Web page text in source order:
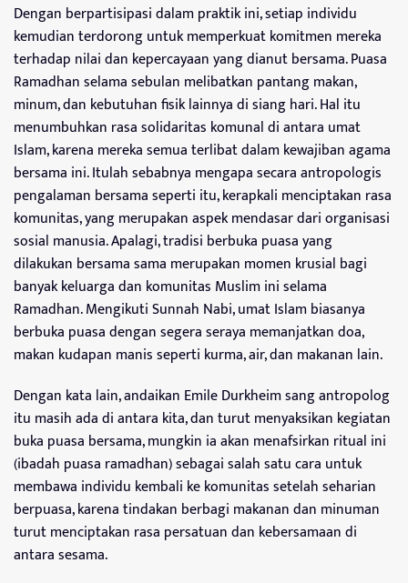
Dengan berpartisipasi dalam praktik ini, setiap individu
kemudian terdorong untuk memperkuat komitmen mereka
terhadap nilai dan kepercayaan yang dianut bersama. Puasa
Ramadhan selama sebulan melibatkan pantang makan,
minum, dan kebutuhan fisik lainnya di siang hari. Hal itu
menumbuhkan rasa solidaritas komunal di antara umat
Islam, karena mereka semua terlibat dalam kewajiban agama
bersama ini. Itulah sebabnya mengapa secara antropologis
pengalaman bersama seperti itu, kerapkali menciptakan rasa
komunitas, yang merupakan aspek mendasar dari organisasi
sosial manusia. Apalagi, tradisi berbuka puasa yang
dilakukan bersama sama merupakan momen krusial bagi
banyak keluarga dan komunitas Muslim ini selama
Ramadhan. Mengikuti Sunnah Nabi, umat Islam biasanya
berbuka puasa dengan segera seraya memanjatkan doa,
makan kudapan manis seperti kurma, air, dan makanan lain.
Dengan kata lain, andaikan Emile Durkheim sang antropolog
itu masih ada di antara kita, dan turut menyaksikan kegiatan
buka puasa bersama, mungkin ia akan menafsirkan ritual ini
(ibadah puasa ramadhan) sebagai salah satu cara untuk
membawa individu kembali ke komunitas setelah seharian
berpuasa, karena tindakan berbagi makanan dan minuman
turut menciptakan rasa persatuan dan kebersamaan di
antara sesama.